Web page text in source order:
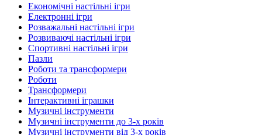
Економічні настільні ігри
Електронні ігри
Розважальні настільні ігри
Розвиваючі настільні ігри
Спортивні настільні ігри
Пазли
Роботи та трансформери
Роботи
Трансформери
Інтерактивні іграшки
Музичні інструменти
Музичні інструменти до 3-х років
Музичні інструменти від 3-х років